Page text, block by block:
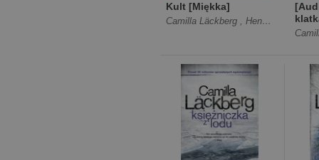
Kult [Miękka]
Camilla Läckberg , Henrik Fexeus